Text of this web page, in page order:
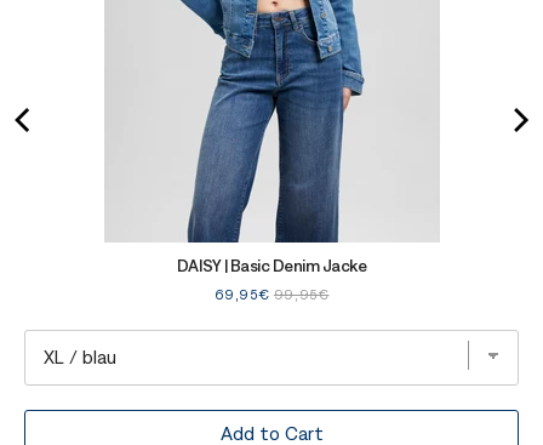
DAISY | Basic Denim Jacke
Sale
69,95€ Original
99,95€
Add to Cart